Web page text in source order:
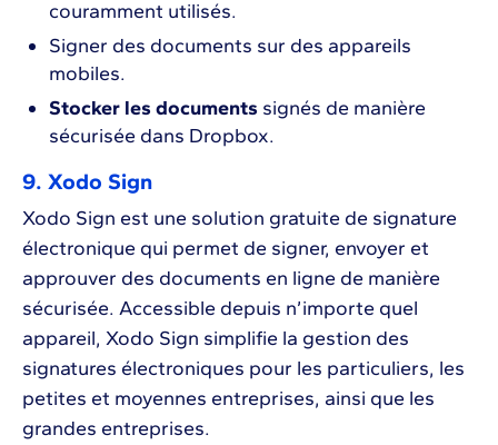
couramment utilisés.
Signer des documents sur des appareils
mobiles.
Stocker les documents signés de manière
sécurisée dans Dropbox.
9. Xodo Sign
Xodo Sign est une solution gratuite de signature
électronique qui permet de signer, envoyer et
approuver des documents en ligne de manière
sécurisée. Accessible depuis n’importe quel
appareil, Xodo Sign simplifie la gestion des
signatures électroniques pour les particuliers, les
petites et moyennes entreprises, ainsi que les
grandes entreprises.